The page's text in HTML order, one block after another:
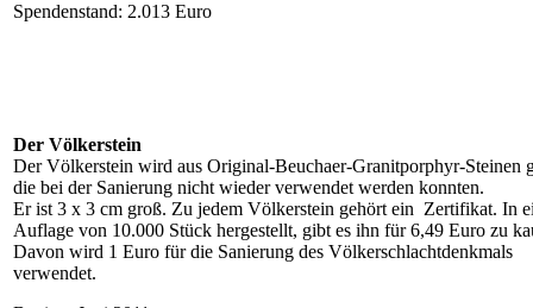
Spendenstand: 2.013 Euro
Der Völkerstein
Der Völkerstein wird aus Original-Beuchaer-Granitporphyr-Steinen
die bei der Sanierung nicht wieder verwendet werden konnten.
Er ist 3 x 3 cm groß. Zu jedem Völkerstein gehört ein Zertifikat. In
Auflage von 10.000 Stück hergestellt, gibt es ihn für 6,49 Euro zu
Davon wird 1 Euro für die Sanierung des Völkerschlachtdenkmals
verwendet.